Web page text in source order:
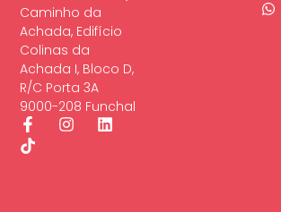
Caminho da
Achada, Edifício
Colinas da
Achada I, Bloco D,
R/C Porta 3A
9000-208 Funchal